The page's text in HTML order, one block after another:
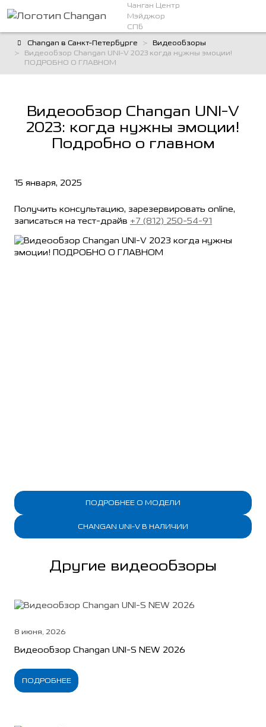
Чанган Центр
Мэйджор
СПб
Changan в Санкт-Петербурге
Видеообзоры
Видеообзор Changan UNI-V 2023 когда нужны эмоции!
ПОДРОБНО О ГЛАВНОМ
Видеообзор Changan UNI-V
2023: когда нужны эмоции!
Подробно о главном
15 января, 2025
Получить консультацию, зарезервировать online,
записаться на тест-драйв +7 (812) 250-54-91
ПОДРОБНЕЕ О МОДЕЛИ
CHANGAN UNI-V В НАЛИЧИИ
Другие видеообзоры
8 июня, 2026
Видеообзор Changan UNI-S NEW 2026
ПОДРОБНЕЕ